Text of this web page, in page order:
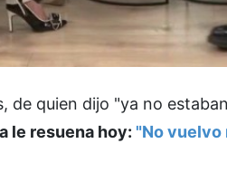
de quien dijo "ya no
le resuena hoy: "No vuelvo